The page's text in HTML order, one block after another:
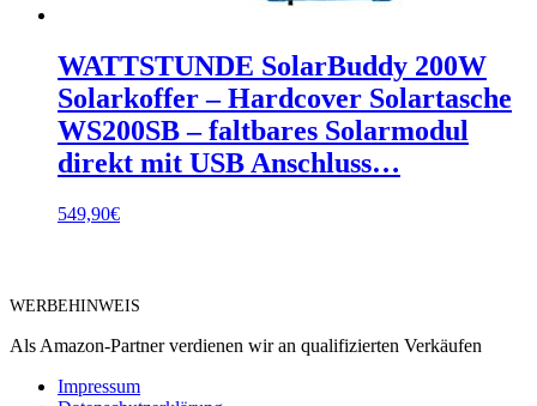
WATTSTUNDE SolarBuddy 200W
Solarkoffer – Hardcover Solartasche
WS200SB – faltbares Solarmodul
direkt mit USB Anschluss…
549,90€
WERBEHINWEIS
Als Amazon-Partner verdienen wir an qualifizierten Verkäufen
Impressum